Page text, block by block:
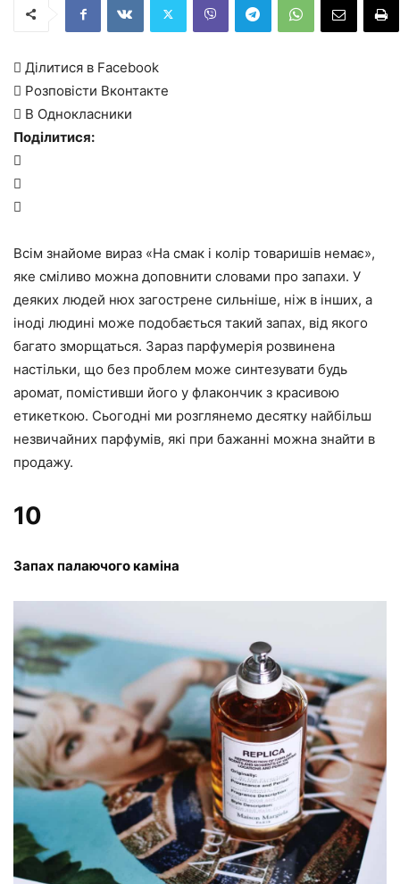
 Ділитися в Facebook
 Розповісти Вконтакте
 В Однокласники
Поділитися:



Всім знайоме вираз «На смак і колір товаришів немає»,
яке сміливо можна доповнити словами про запахи. У
деяких людей нюх загострене сильніше, ніж в інших, а
іноді людині може подобається такий запах, від якого
багато зморщаться. Зараз парфумерія розвинена
настільки, що без проблем може синтезувати будь
аромат, помістивши його у флакончик з красивою
етикеткою. Сьогодні ми розглянемо десятку найбільш
незвичайних парфумів, які при бажанні можна знайти в
продажу.
10
Запах палаючого каміна